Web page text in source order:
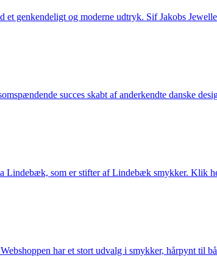
genkendeligt og moderne udtryk. Sif Jakobs
succes skabt af anderkendte danske
Lindebæk, som er stifter af Lindebæk smykker. Klik
har et stort udvalg i smykker, hårpynt til